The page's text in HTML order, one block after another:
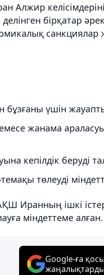
Алжир
бірқатар
санкциялар
бұзғаны үшін
жанама
кепілдік беруді
төлеуді
Иранның ішкі
міндеттеме алған.
Google-ға